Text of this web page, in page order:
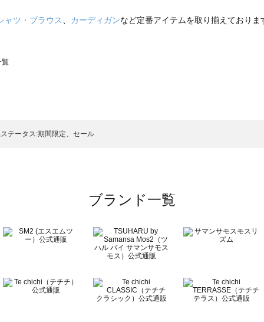
ャツ・ブラウス、 カーディガンなど定番アイテムを取り揃えておりま
覧
覧テータス:期間限定、セール
ブランド一覧